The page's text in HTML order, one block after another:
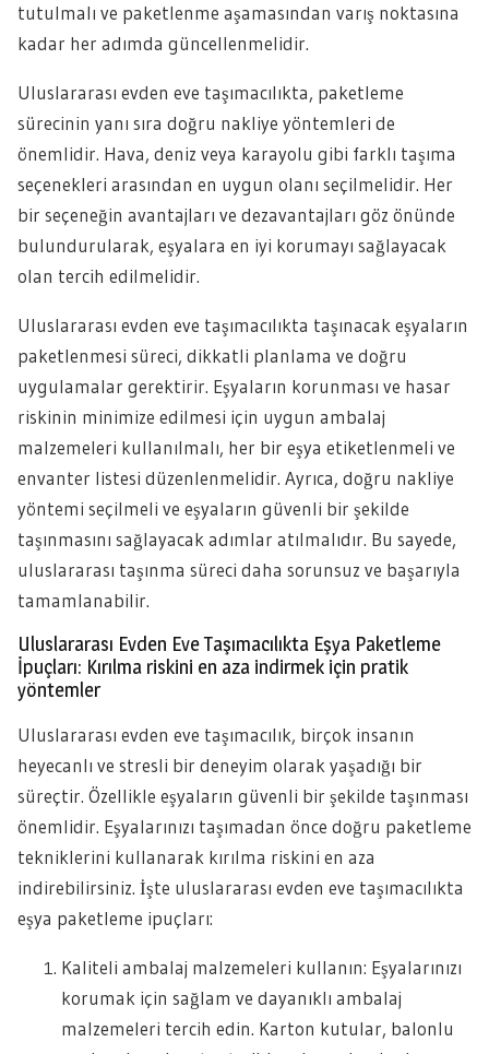
tutulmalı ve paketlenme aşamasından varış noktasına
kadar her adımda güncellenmelidir.
Uluslararası evden eve taşımacılıkta, paketleme
sürecinin yanı sıra doğru nakliye yöntemleri de
önemlidir. Hava, deniz veya karayolu gibi farklı taşıma
seçenekleri arasından en uygun olanı seçilmelidir. Her
bir seçeneğin avantajları ve dezavantajları göz önünde
bulundurularak, eşyalara en iyi korumayı sağlayacak
olan tercih edilmelidir.
Uluslararası evden eve taşımacılıkta taşınacak eşyaların
paketlenmesi süreci, dikkatli planlama ve doğru
uygulamalar gerektirir. Eşyaların korunması ve hasar
riskinin minimize edilmesi için uygun ambalaj
malzemeleri kullanılmalı, her bir eşya etiketlenmeli ve
envanter listesi düzenlenmelidir. Ayrıca, doğru nakliye
yöntemi seçilmeli ve eşyaların güvenli bir şekilde
taşınmasını sağlayacak adımlar atılmalıdır. Bu sayede,
uluslararası taşınma süreci daha sorunsuz ve başarıyla
tamamlanabilir.
Uluslararası Evden Eve Taşımacılıkta Eşya Paketleme
İpuçları: Kırılma riskini en aza indirmek için pratik
yöntemler
Uluslararası evden eve taşımacılık, birçok insanın
heyecanlı ve stresli bir deneyim olarak yaşadığı bir
süreçtir. Özellikle eşyaların güvenli bir şekilde taşınması
önemlidir. Eşyalarınızı taşımadan önce doğru paketleme
tekniklerini kullanarak kırılma riskini en aza
indirebilirsiniz. İşte uluslararası evden eve taşımacılıkta
eşya paketleme ipuçları:
Kaliteli ambalaj malzemeleri kullanın: Eşyalarınızı
korumak için sağlam ve dayanıklı ambalaj
malzemeleri tercih edin. Karton kutular, balonlu